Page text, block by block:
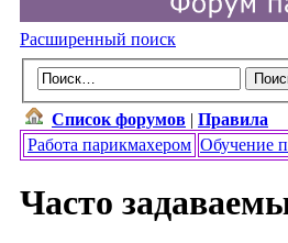
Расширенный поиск
Список форумов | Правила
Работа парикмахером Обучение
Часто